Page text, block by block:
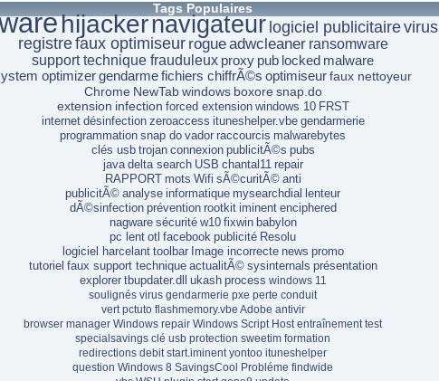
Tags Populaires
hijackernavigateurlogiciel publicitairevirus
registrefaux optimiseur rogueadwcleaner ransomware
support technique frauduleux proxy pub locked malware
optimizergendarmefichiers chiffrÃ©s optimiseurfaux nettoyeur
Chrome NewTab windows boxore snap.do
extension infection forced extension windows 10 FRST
internet désinfection zeroaccess ituneshelper.vbe gendarmerie
programmation snap do vador raccourcis malwarebytes
clés usb trojan connexion publicitÃ©s pubs
java delta search USB chantal11 repair
RAPPORT mots Wifi sÃ©curitÃ© anti
publicitÃ© analyse informatique mysearchdial lenteur
dÃ©sinfection prévention rootkit iminent enciphered
nagware sécurité w10 fixwin babylon
pc lent otl facebook publicité Resolu
logiciel harcelant toolbar Image incorrecte news promo
tutoriel faux support technique actualitÃ© sysinternals présentation
explorer tbupdater.dll ukash process windows 11
soulignés virus gendarmerie pxe perte conduit
vert pctuto flashmemory.vbe Adobe antivir
browser manager Windows repair Windows Script Host entraînement test
specialsavings clé usb protection sweetim formation
redirections debit start.iminent yontoo ituneshelper
question Windows 8 SavingsCool Probléme findwide